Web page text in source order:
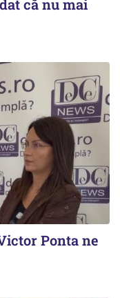
că nu mai
Ponta ne